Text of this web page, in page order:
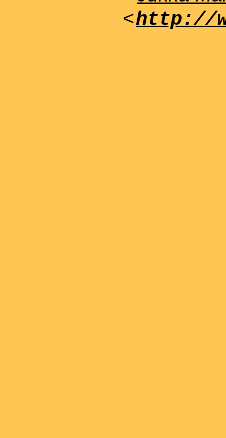
<http://